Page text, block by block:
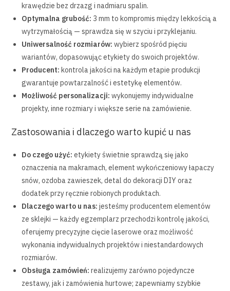
krawędzie bez drzazg i nadmiaru spalin.
Optymalna grubość: 3 mm to kompromis między lekkością a
wytrzymałością — sprawdza się w szyciu i przyklejaniu.
Uniwersalność rozmiarów: wybierz spośród pięciu
wariantów, dopasowując etykiety do swoich projektów.
Producent: kontrola jakości na każdym etapie produkcji
gwarantuje powtarzalność i estetykę elementów.
Możliwość personalizacji: wykonujemy indywidualne
projekty, inne rozmiary i większe serie na zamówienie.
Zastosowania i dlaczego warto kupić u nas
Do czego użyć: etykiety świetnie sprawdzą się jako
oznaczenia na makramach, element wykończeniowy łapaczy
snów, ozdoba zawieszek, detal do dekoracji DIY oraz
dodatek przy ręcznie robionych produktach.
Dlaczego warto u nas: jesteśmy producentem elementów
ze sklejki — każdy egzemplarz przechodzi kontrolę jakości,
oferujemy precyzyjne cięcie laserowe oraz możliwość
wykonania indywidualnych projektów i niestandardowych
rozmiarów.
Obsługa zamówień: realizujemy zarówno pojedyncze
zestawy, jak i zamówienia hurtowe; zapewniamy szybkie